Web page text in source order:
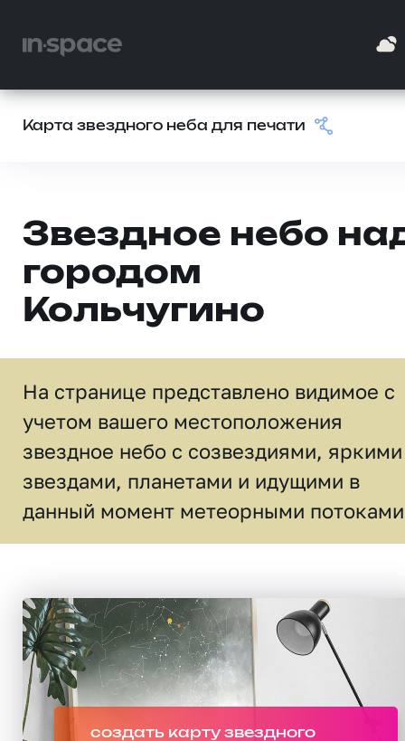
Карта звездного неба для печати
Звездное небо
городом
Кольчугино
На странице представлено видимое c
учетом вашего местоположения
звездное небо c созвездиями, яркими
звездами, планетами и идущими в
данный момент метеорными
создать карту звездного